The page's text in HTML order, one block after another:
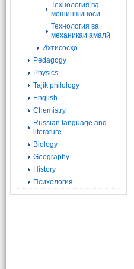
Технология ва
мошиншиносӣ
Технология ва
механикаи амалӣ
Ихтисосҳо
Pedagogy
Physics
Tajik philology
English
Chemistry
Russian language and
literature
Biology
Geography
History
Психология